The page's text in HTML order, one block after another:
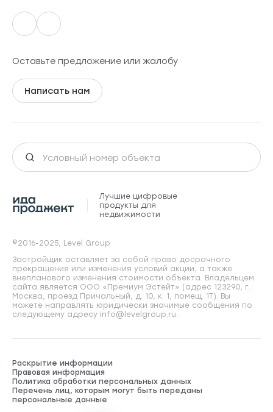
Оставьте предложение или жалобу
Написать нам
Лучшие цифровые
продукты для
недвижимости
©2016-2025, Level Group
Застройщик оставляет за собой право досрочного
прекращения или изменения условий акции, а также
внепланового изменения стоимости объекта. Владельцем
сайта является ООО «Премиум Эстейт» (адрес 123290, г.
Москва, проезд Причальный, д. 10, к. 1, помещ. 1Т). Вы
можете направлять юридически значимые сообщения по
следующему адресу info@levelgroup.ru.
Раскрытие информации
Правовая информация
Политика обработки персональных данных
Перечень лиц, которым могут быть переданы
персональные данные